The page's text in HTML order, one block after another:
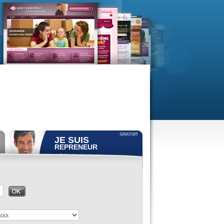
JE SUIS
REPRENEUR
Déposer gratuitementune